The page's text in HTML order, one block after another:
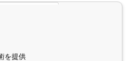
を提供